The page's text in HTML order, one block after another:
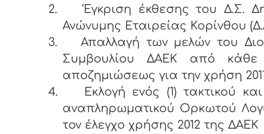
2.
Έγκριση έκθεσης του Δ.Σ.
Ανώνυμης Εταιρείας Κορίνθου
3.
Απαλλαγή των μελών του
Συμβουλίου ΔΑΕΚ από κάθε
αποζημιώσεως για την χρήση
4.
Εκλογή ενός (1) τακτικού
αναπληρωματικού Ορκωτού
τον έλεγχο χρήσης 2012 της ΔΑΕΚ